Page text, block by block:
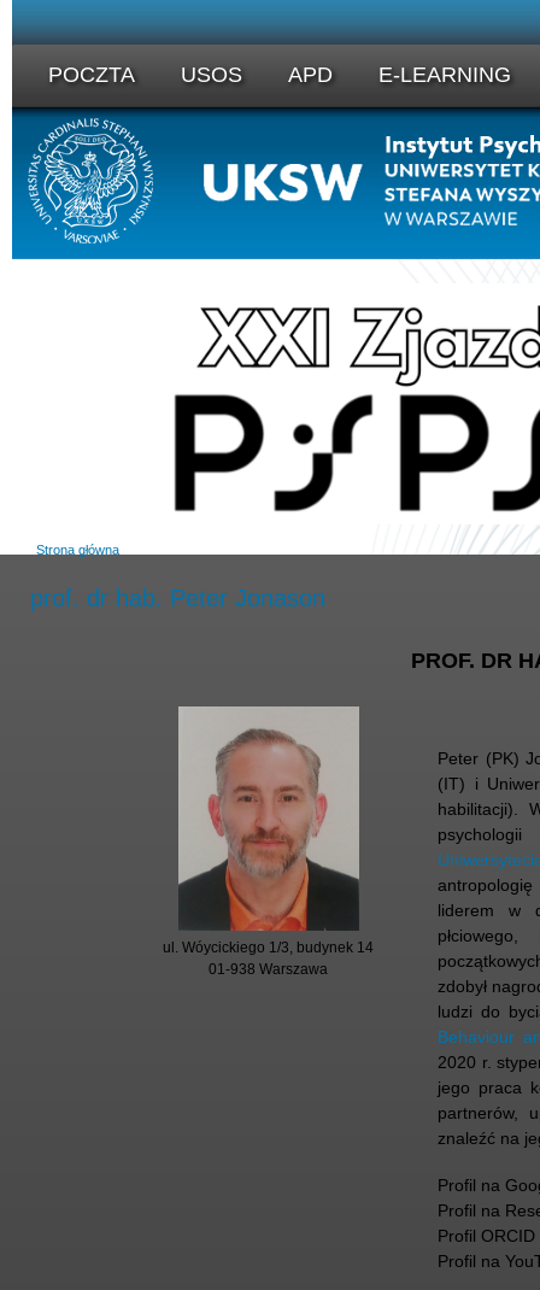
POCZTA USOS APD E-LEARNING
Strona główna
prof. dr hab. Peter Jonason
PROF. DR
ul. Wóycickiego 1/3, budynek 14
01-938 Warszawa
Peter (PK)
(IT) i
habilitacji).
antropologię
liderem w
zdobył
ludzi do
Behaviour
2020 r.
jego praca
partnerów,
znaleźć na
Profil na
Profil na
Profil
Profil na